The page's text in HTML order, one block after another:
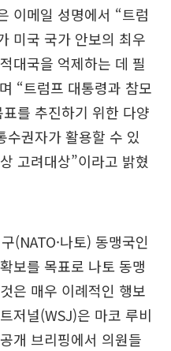
이메일 성명에서 “트럼
미국 국가 안보의 최우
대국을 억제하는 데 필
“트럼프 대통령과 참모
를 추진하기 위한 다양
수권자가 활용할 수 있
고려대상”이라고 밝혔
(NATO·나토) 동맹국인
보를 목표로 나토 동맹
은 매우 이례적인 행보
저널(WSJ)은 마코 루비
개 브리핑에서 의원들